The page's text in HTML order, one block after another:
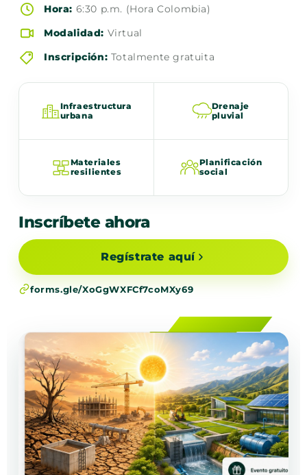
Hora: 6:30 p.m. (Hora Colombia)
Modalidad: Virtual
Inscripción: Totalmente gratuita
Infraestructura
urbana
Drenaje
pluvial
Materiales
resilientes
Planificación
social
Inscríbete ahora
Regístrate aquí
forms.gle/XoGgWXFCf7coMXy69